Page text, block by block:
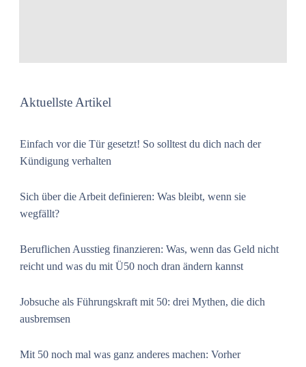
Aktuellste Artikel
Einfach vor die Tür gesetzt! So solltest du dich nach der
Kündigung verhalten
Sich über die Arbeit definieren: Was bleibt, wenn sie
wegfällt?
Beruflichen Ausstieg finanzieren: Was, wenn das Geld nicht
reicht und was du mit Ü50 noch dran ändern kannst
Jobsuche als Führungskraft mit 50: drei Mythen, die dich
ausbremsen
Mit 50 noch mal was ganz anderes machen: Vorher